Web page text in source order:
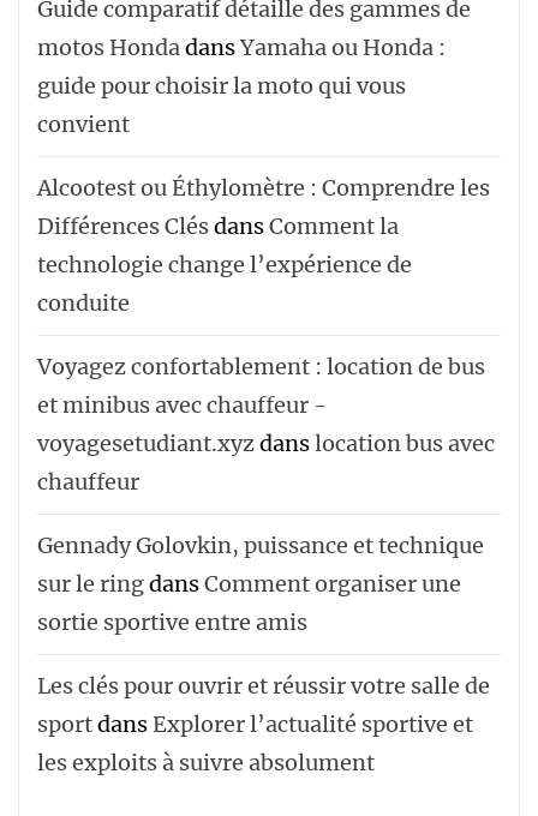
Guide comparatif détaille des gammes de
motos HondadansYamaha ou Honda :
guide pour choisir la moto qui vous
convient
Alcootest ou Éthylomètre : Comprendre les
Différences ClésdansComment la
technologie change l’expérience de
conduite
Voyagez confortablement : location de bus
et minibus avec chauffeur -
voyagesetudiant.xyzdanslocation bus avec
chauffeur ‌‌
Gennady Golovkin, puissance et technique
sur le ringdansComment organiser une
sortie sportive entre amis
Les clés pour ouvrir et réussir votre salle de
sportdansExplorer l’actualité sportive et
les exploits à suivre absolument